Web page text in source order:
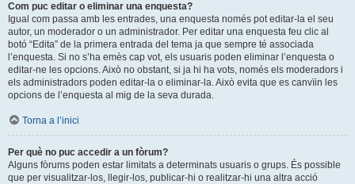
Com puc editar o eliminar una enquesta?
Igual com passa amb les entrades, una enquesta només pot editar-la el seu
autor, un moderador o un administrador. Per editar una enquesta feu clic al
botó “Edita” de la primera entrada del tema ja que sempre té associada
l’enquesta. Si no s’ha emès cap vot, els usuaris poden eliminar l’enquesta o
editar-ne les opcions. Això no obstant, si ja hi ha vots, només els moderadors i
els administradors poden editar-la o eliminar-la. Això evita que es canvïin les
opcions de l’enquesta al mig de la seva durada.
Torna a l’inici
Per què no puc accedir a un fòrum?
Alguns fòrums poden estar limitats a determinats usuaris o grups. És possible
que per visualitzar-los, llegir-los, publicar-hi o realitzar-hi una altra acció